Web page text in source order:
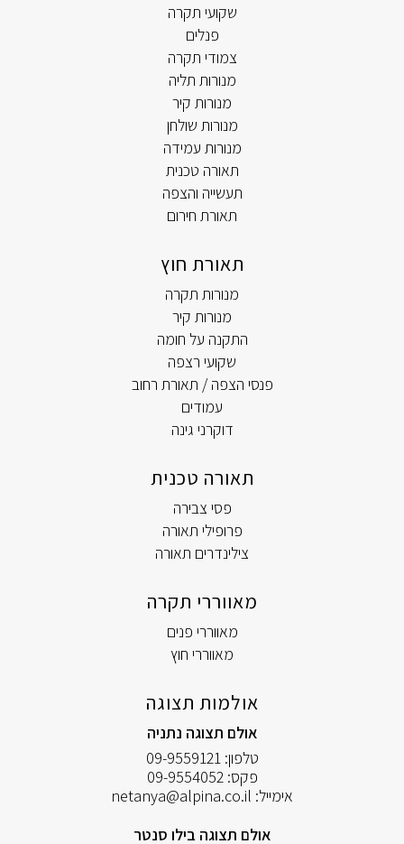
שקועי תקרה
פנלים
צמודי תקרה
מנורות תליה
מנורות קיר
מנורות שולחן
מנורות עמידה
תאורה טכנית
תעשייה והצפה
תאורת חירום
תאורת חוץ
מנורות תקרה
מנורות קיר
התקנה על חומה
שקועי רצפה
פנסי הצפה / תאורת רחוב
עמודים
דוקרני גינה
תאורה טכנית
פסי צבירה
פרופילי תאורה
צילינדרים תאורה
מאווררי תקרה
מאווררי פנים
מאווררי חוץ
אולמות תצוגה
אולם תצוגה נתניה
טלפון:09-9559121
פקס:09-9554052
אימייל: netanya@alpina.co.il
אולם תצוגה בילו סנטר